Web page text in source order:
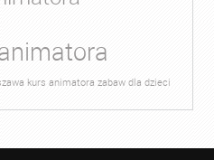
kurs animatora zabaw dla dzieci